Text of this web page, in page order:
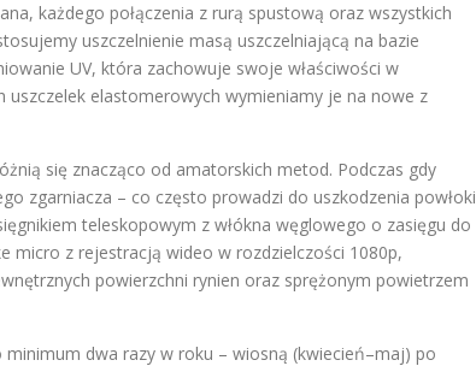
każdego połączenia z rurą spustową oraz wszystkich
uszczelnienie masą uszczelniającą na bazie
UV, która zachowuje swoje właściwości w
uszczelek elastomerowych wymieniamy je na nowe z
się znacząco od amatorskich metod. Podczas gdy
zgarniacza – co często prowadzi do uszkodzenia powłoki
teleskopowym z włókna węglowego o zasięgu do
micro z rejestracją wideo w rozdzielczości 1080p,
powierzchni rynien oraz sprężonym powietrzem
dwa razy w roku – wiosną (kwiecień–maj) po